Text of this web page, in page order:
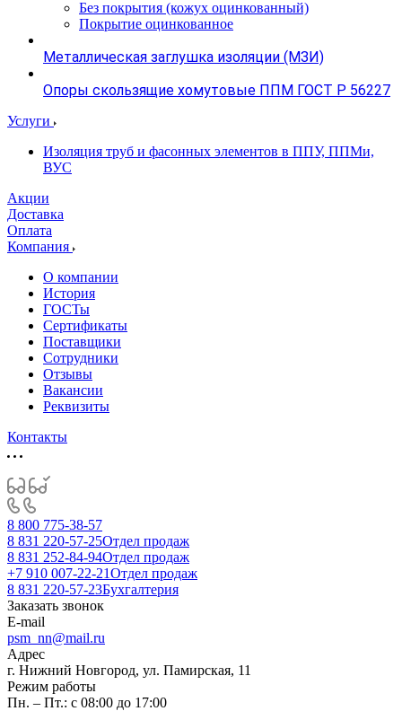
Без покрытия (кожух оцинкованный)
Покрытие оцинкованное
Металлическая заглушка изоляции (МЗИ)
Опоры скользящие хомутовые ППМ ГОСТ Р 56227
Услуги
Изоляция труб и фасонных элементов в ППУ, ППМи,
ВУС
Акции
Доставка
Оплата
Компания
О компании
История
ГОСТы
Сертификаты
Поставщики
Сотрудники
Отзывы
Вакансии
Реквизиты
Контакты
8 800 775-38-57
8 831 220-57-25Отдел продаж
8 831 252-84-94Отдел продаж
+7 910 007-22-21Отдел продаж
8 831 220-57-23Бухгалтерия
Заказать звонок
E-mail
psm_nn@mail.ru
Адрес
г. Нижний Новгород, ул. Памирская, 11
Режим работы
Пн. – Пт.: с 08:00 до 17:00